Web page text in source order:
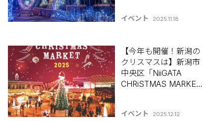
2026】
イベント 2025.11.18
【今年も開催！新潟の
クリスマスは】新潟市
中央区「NiiGATA
CHRiSTMAS MARKET
ネーション特集2025-
イベント 2025.12.12